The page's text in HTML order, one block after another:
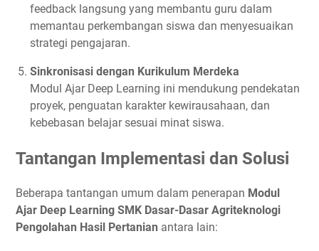
feedback langsung yang membantu guru dalam
memantau perkembangan siswa dan menyesuaikan
strategi pengajaran.
Sinkronisasi dengan Kurikulum Merdeka
Modul Ajar Deep Learning ini mendukung pendekatan
proyek, penguatan karakter kewirausahaan, dan
kebebasan belajar sesuai minat siswa.
Tantangan Implementasi dan Solusi
Beberapa tantangan umum dalam penerapan Modul
Ajar Deep Learning SMK Dasar-Dasar Agriteknologi
Pengolahan Hasil Pertanian antara lain: